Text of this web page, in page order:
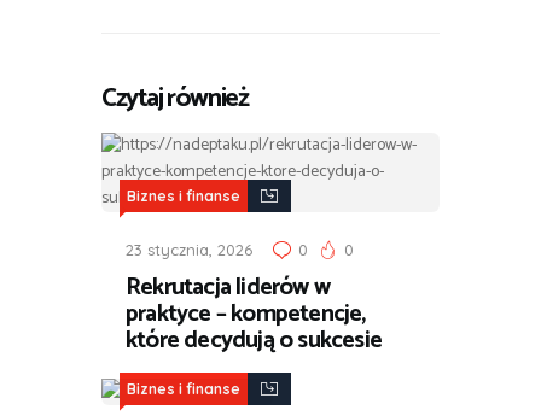
Czytaj również
Biznes i finanse
23 stycznia, 2026 0 0
Rekrutacja liderów w
praktyce – kompetencje,
które decydują o sukcesie
Biznes i finanse